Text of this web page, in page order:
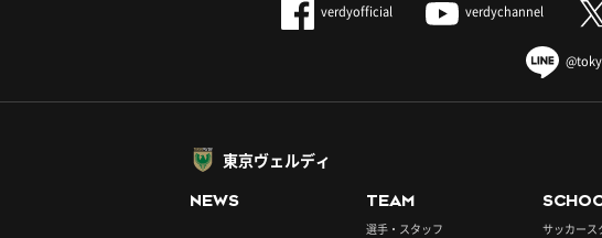
verdyofficial verdychannel
東京ヴェルディ
NEWS TEAM
選手・スタッフ
サッカース